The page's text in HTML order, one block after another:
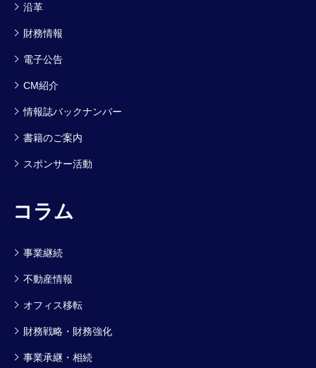
沿革
財務情報
電子公告
CM紹介
情報誌バックナンバー
書籍のご案内
スポンサー活動
コラム
事業継続
不動産情報
オフィス移転
財務戦略・財務強化
事業承継・相続